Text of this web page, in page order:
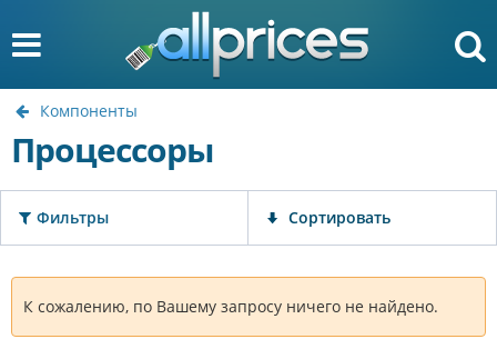
Компоненты
Процессоры
Фильтры Сортировать
К сожалению, по Вашему запросу ничего не найдено.